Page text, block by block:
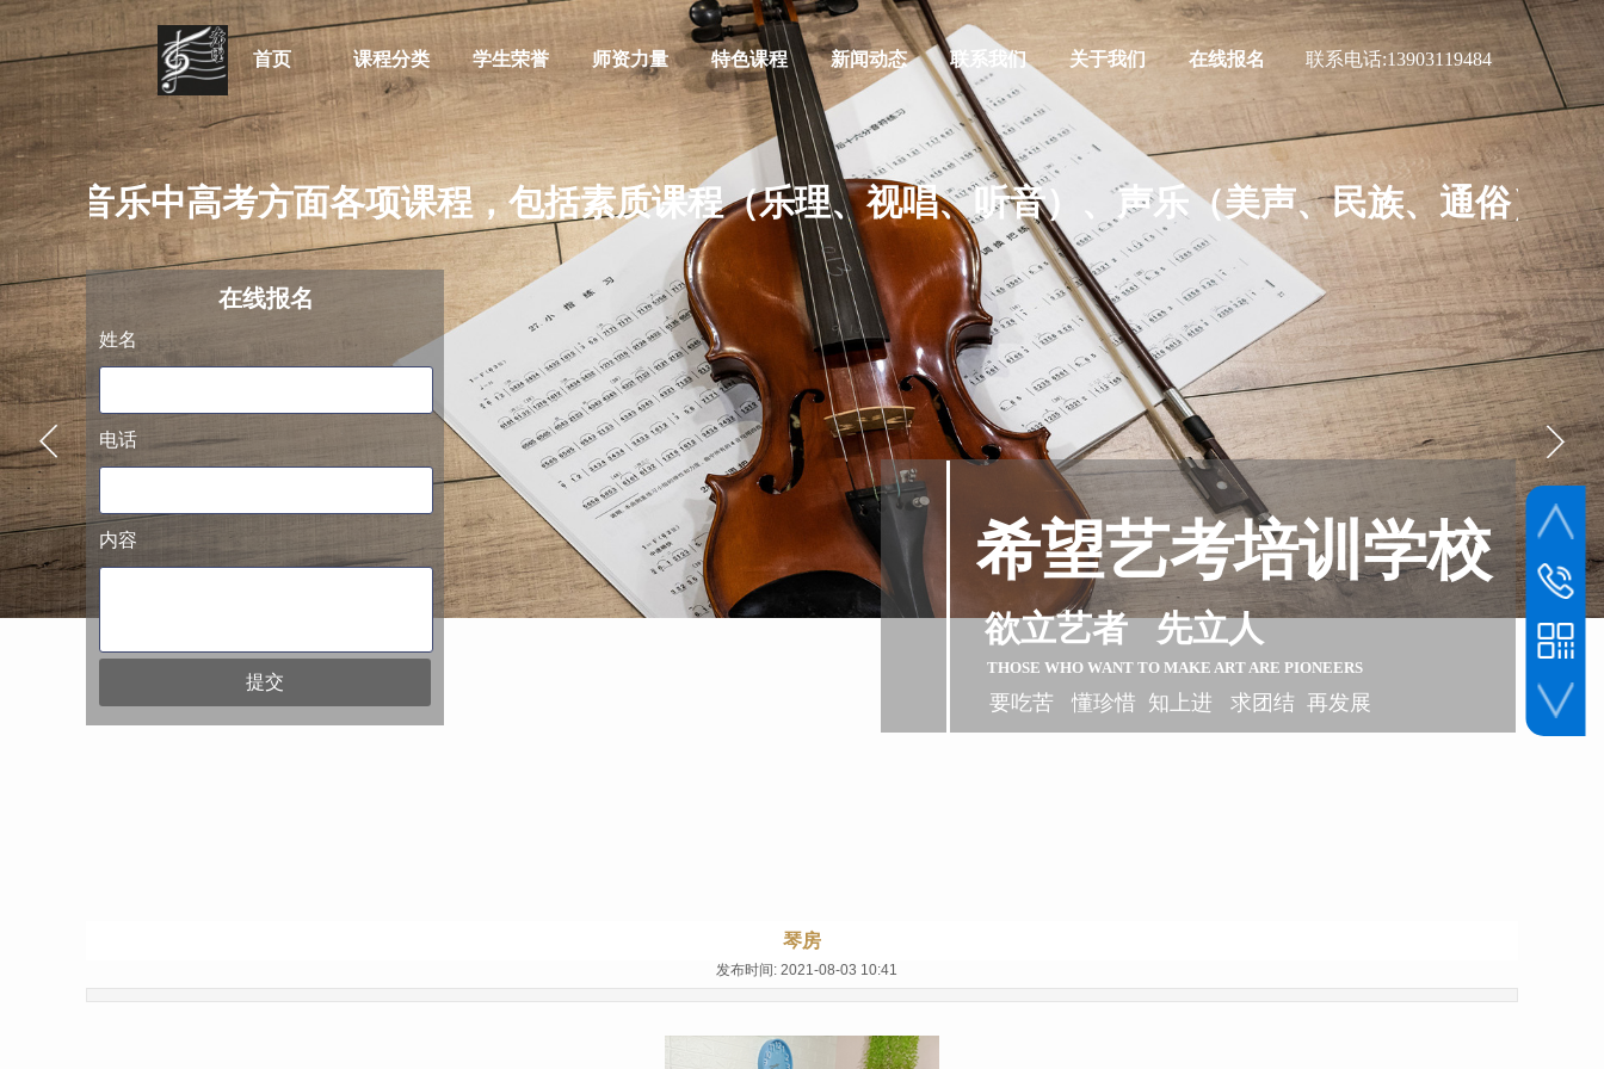
联系电话:13903119484
首页 课程分类 学生荣誉 师资力量 特色课程 新闻动态 联系我们 关于我们 在线报名
训音乐中高考方面各项课程，包括素质课程（乐理、视唱、听音）、声乐（美声、民族、通俗）及
阿萨德
在线报名
姓名
电话
内容
提交
阿萨德
希望艺考培训学校
欲立艺者 先立人
THOSE WHO WANT TO MAKE ART ARE PIONEERS
要吃苦 懂珍惜 知上进 求团结 再发展
琴房
发布时间: 2021-08-03 10:41
联系电话